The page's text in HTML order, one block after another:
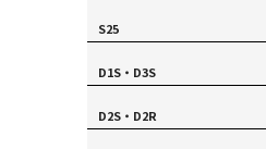
S25
D1S・D3S
D2S・D2R